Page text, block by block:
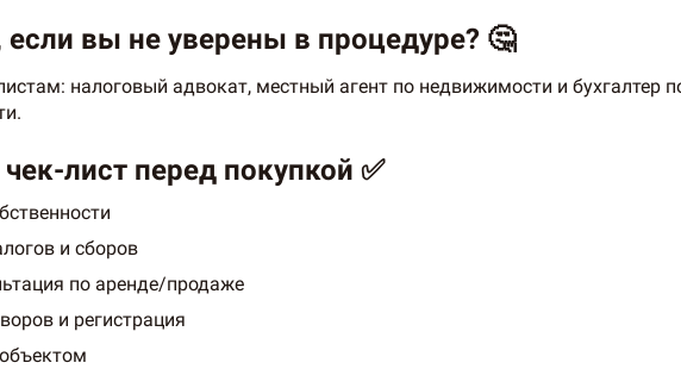
если вы не уверены в процедуре? 🤔
налоговый адвокат, местный агент по недвижимости и бухгалтер
лист перед покупкой ✅
и сборов
по аренде/продаже
и регистрация